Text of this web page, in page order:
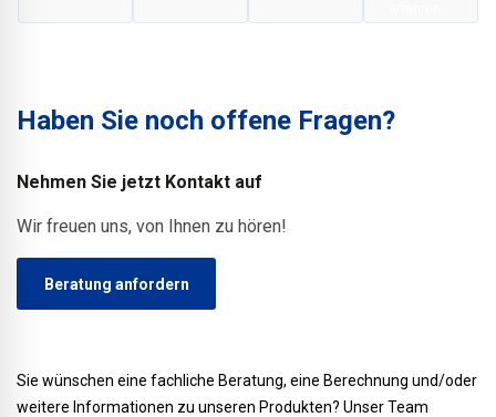
Bitumen.
Industrie-
dicht.
und
Abstürzen,
Haben Sie noch offene Fragen?
Nehmen Sie jetzt Kontakt auf
Wir freuen uns, von Ihnen zu hören!
Beratung anfordern
Sie wünschen eine fachliche Beratung, eine Berechnung und/oder
weitere Informationen zu unseren Produkten? Unser Team